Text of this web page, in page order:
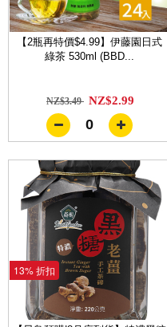
【2瓶再特價$4.99】伊藤園日式
綠茶 530ml (BBD...
NZ$3.49 NZ$2.99
0
13% 折扣